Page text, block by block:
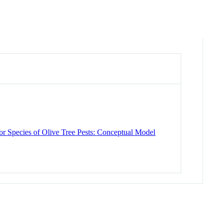
Species of Olive Tree Pests: Conceptual Model